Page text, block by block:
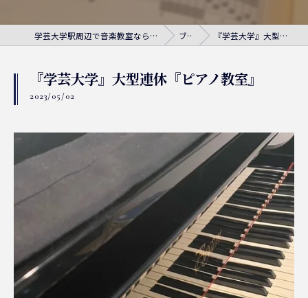
学芸大学駅周辺で音楽教室ならシェリー・アーツ音楽教室 ブログ 『学芸大学』大型連休『ピアノ教室』
『学芸大学』大型連休『ピアノ教室』
2023/05/02